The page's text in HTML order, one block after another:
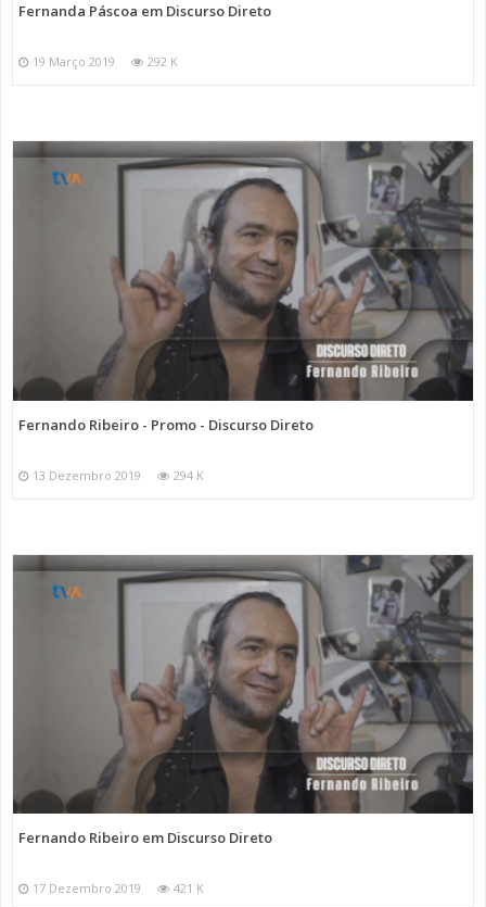
Fernanda Páscoa em Discurso Direto
19 Março 2019 292 K
Fernando Ribeiro - Promo - Discurso Direto
13 Dezembro 2019 294 K
Fernando Ribeiro em Discurso Direto
17 Dezembro 2019 421 K